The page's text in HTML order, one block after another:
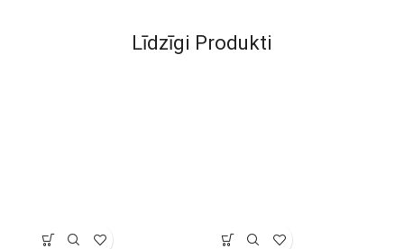
Līdzīgi Produkti